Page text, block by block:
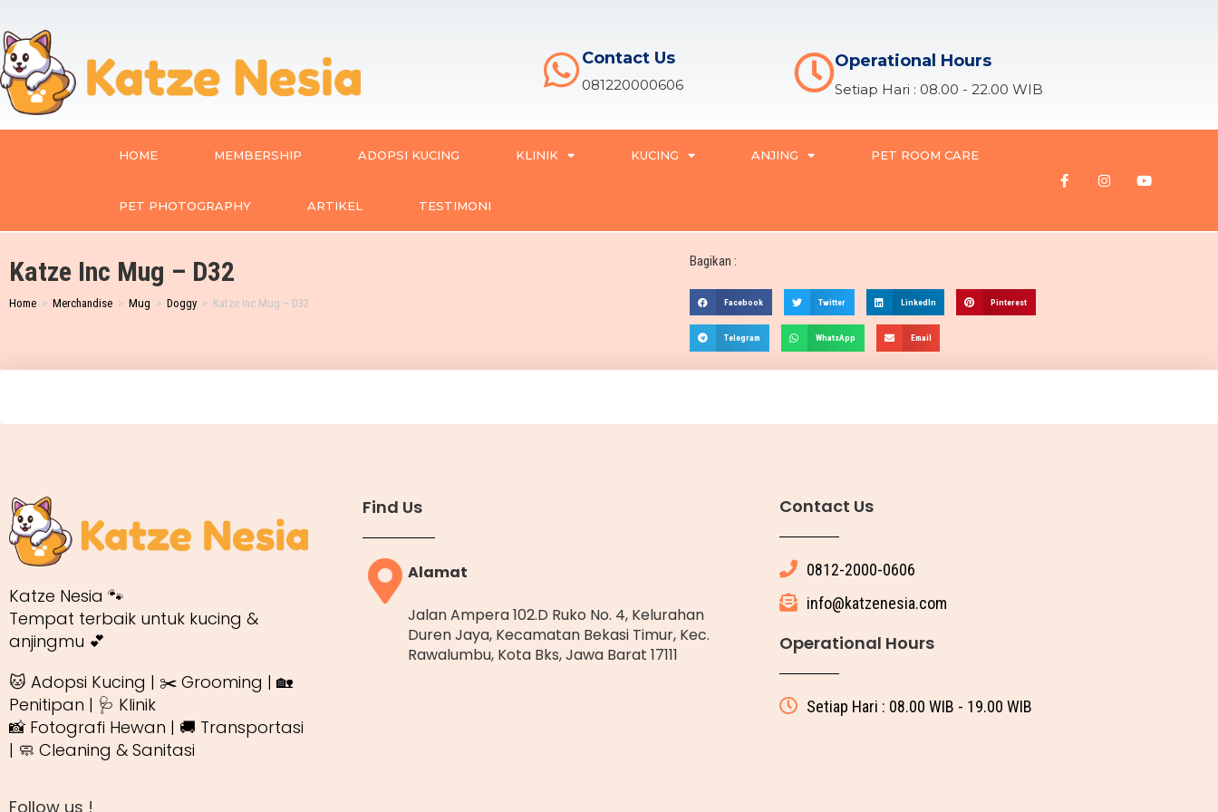
Contact Us
081220000606
Operational Hours
Setiap Hari : 08.00 - 22.00 WIB
HOME MEMBERSHIP ADOPSI KUCING KLINIK KUCING ANJING PET ROOM CARE
PET PHOTOGRAPHY ARTIKEL TESTIMONI
Katze Inc Mug – D32
Home > Merchandise > Mug > Doggy > Katze Inc Mug – D32
Bagikan :
Facebook Twitter LinkedIn Pinterest
Telegram WhatsApp Email
Katze Nesia 🐾
Tempat terbaik untuk kucing &
anjingmu 💕
🐱 Adopsi Kucing | ✂️ Grooming | 🏡
Penitipan | 🩺 Klinik
📸 Fotografi Hewan | 🚚 Transportasi
| 🧼 Cleaning & Sanitasi
Follow us !
Find Us
Alamat
Jalan Ampera 102.D Ruko No. 4, Kelurahan
Duren Jaya, Kecamatan Bekasi Timur, Kec.
Rawalumbu, Kota Bks, Jawa Barat 17111
Contact Us
0812-2000-0606
info@katzenesia.com
Operational Hours
Setiap Hari : 08.00 WIB - 19.00 WIB